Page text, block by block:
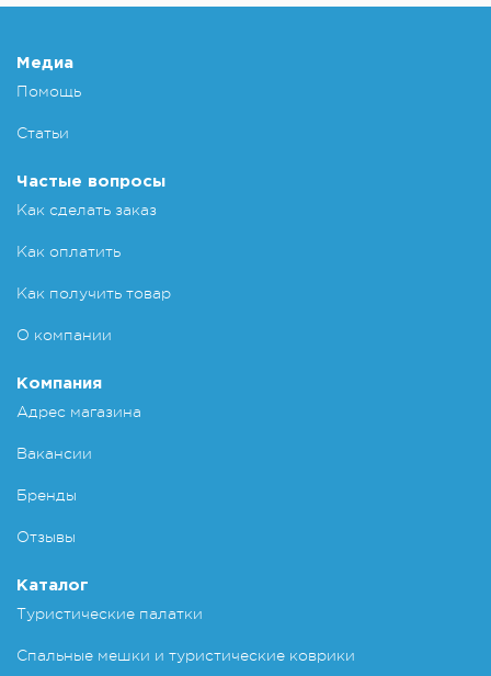
Медиа
Помощь
Статьи
Частые вопросы
Как сделать заказ
Как оплатить
Как получить товар
О компании
Компания
Адрес магазина
Вакансии
Бренды
Отзывы
Каталог
Туристические палатки
Спальные мешки и туристические коврики